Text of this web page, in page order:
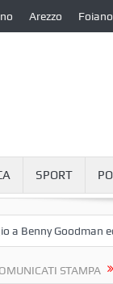
Arezzo Foiano
SPORT
Goodman ed Artie
STAMPA